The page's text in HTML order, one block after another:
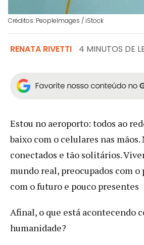
Créditos: PeopleImages / iStock
RENATA RIVETTI 4 MINUTOS DE
Estou no aeroporto: todos ao
baixo com o celulares nas
conectados e tão solitários.
mundo real, preocupados com o
com o futuro e pouco presentes
Afinal, o que está acontecendo
humanidade?